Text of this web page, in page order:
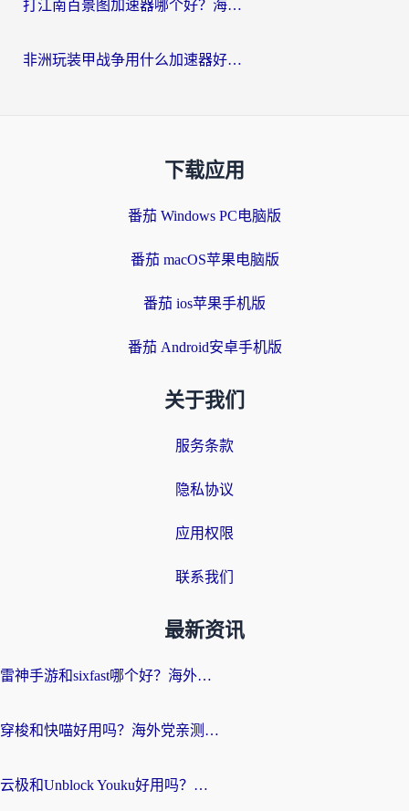
打江南百景图加速器哪个好？海外党踩坑N次后，终于找到不卡的秘诀
非洲玩装甲战争用什么加速器好？海外党亲测有效的国服游戏加速方案
下载应用
番茄 Windows PC电脑版
番茄 macOS苹果电脑版
番茄 ios苹果手机版
番茄 Android安卓手机版
关于我们
服务条款
隐私协议
应用权限
联系我们
最新资讯
雷神手游和sixfast哪个好？海外党亲测3款回国加速器，教你选对不踩坑
穿梭和快喵好用吗？海外党亲测：小众加速器对比+番茄加速器深度体验
云极和Unblock Youku好用吗？海外党亲测+2026回国加速器避坑指南